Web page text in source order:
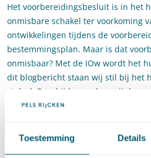
Toestemming Details
Het voorbereidingsbesluit is in het
onmisbare schakel ter voorkoming
ontwikkelingen tijdens de
bestemmingsplan. Maar is dat
onmisbaar? Met de IOw wordt het
dit blogbericht staan wij stil bij het
stelsel. Daarbij bespreken wij de
Dit blogbericht behandelt de
Omgevingswet die gaan over de